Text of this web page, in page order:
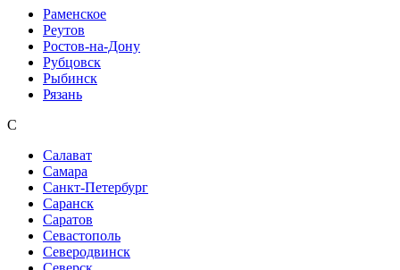
Раменское
Реутов
Ростов-на-Дону
Рубцовск
Рыбинск
Рязань
С
Салават
Самара
Санкт-Петербург
Саранск
Саратов
Севастополь
Северодвинск